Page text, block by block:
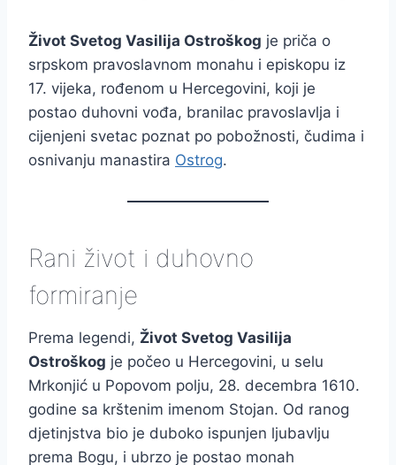
Život Svetog Vasilija Ostroškog je priča o
srpskom pravoslavnom monahu i episkopu iz
17. vijeka, rođenom u Hercegovini, koji je
postao duhovni vođa, branilac pravoslavlja i
cijenjeni svetac poznat po pobožnosti, čudima i
osnivanju manastira Ostrog.
Rani život i duhovno
formiranje
Prema legendi, Život Svetog Vasilija
Ostroškog je počeo u Hercegovini, u selu
Mrkonjić u Popovom polju, 28. decembra 1610.
godine sa krštenim imenom Stojan. Od ranog
djetinjstva bio je duboko ispunjen ljubavlju
prema Bogu, i ubrzo je postao monah